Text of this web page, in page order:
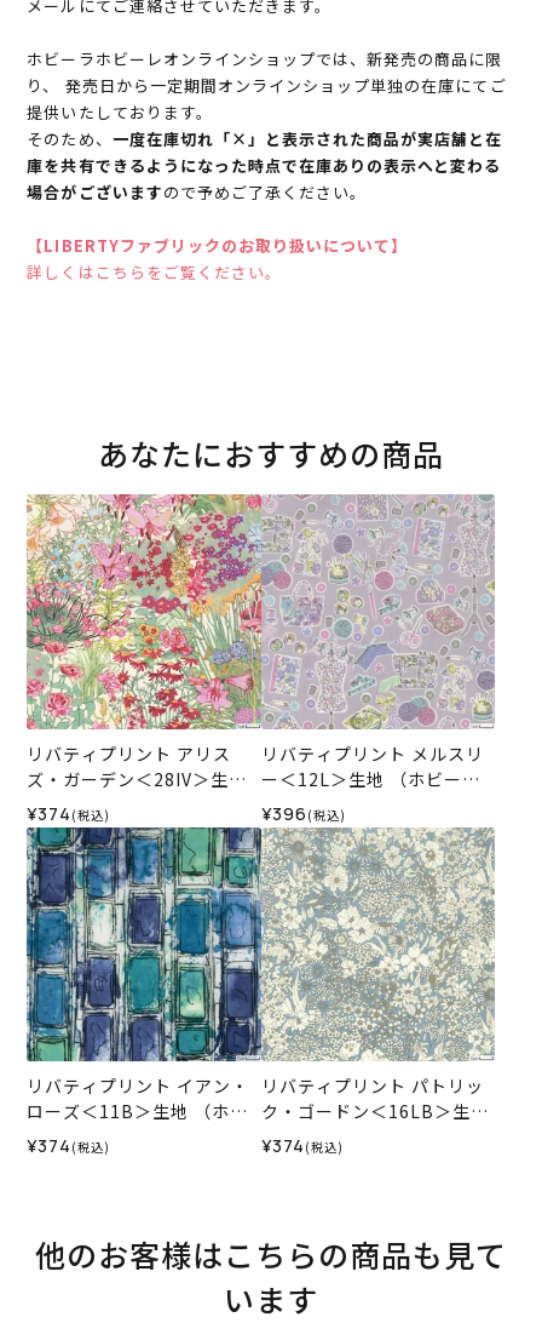
メールにてご連絡させていただきます。
ホビーラホビーレオンラインショップでは、新発売の商品に限
り、 発売日から一定期間オンラインショップ単独の在庫にてご
提供いたしております。
そのため、 一度在庫切れ「×」と表示された商品が実店舗と在
庫を共有できるようになった時点で在庫ありの表示へと変わる
場合がございますので予めご了承ください。
【LIBERTYファブリックのお取り扱いについて】
詳しくはこちらをご覧ください。
あなたにおすすめの商品
リバティプリント アリス
ズ・ガーデン＜28IV＞生地
（ホビーラホビーレオリジ
ナル）2025AW
¥374 (税込)
リバティプリント メルスリ
ー＜12L＞生地 （ホビーラ
ホビーレオリジナル）2026
SS
¥396 (税込)
リバティプリント イアン・
ローズ＜11B＞生地 （ホビ
ーラホビーレオリジナル）2
026SS
¥374 (税込)
リバティプリント パトリッ
ク・ゴードン＜16LB＞生地
（ホビーラホビーレオリジ
ナル）2026SS
¥374 (税込)
他のお客様はこちらの商品も見て
います